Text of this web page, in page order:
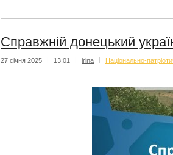
Справжній донецький
27 січня 2025 13:01 irina Національно-